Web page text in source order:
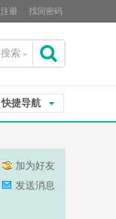
注册 找回密码
搜索
快捷导航
加为好友
发送消息